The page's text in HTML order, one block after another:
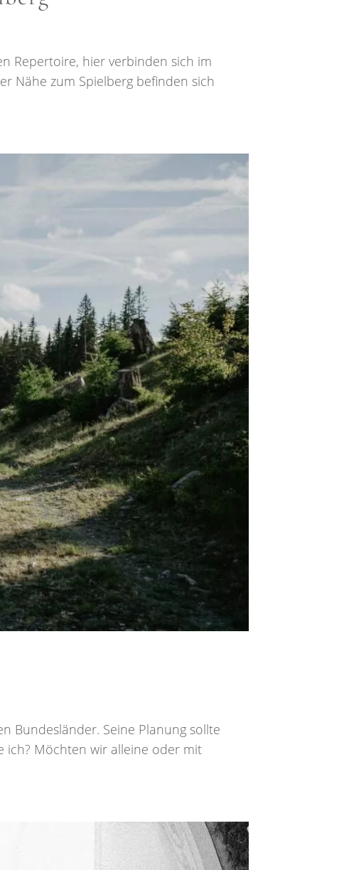
Repertoire, hier verbinden sich im
Nähe zum Spielberg befinden sich
Bundesländer. Seine Planung sollte
ich? Möchten wir alleine oder mit